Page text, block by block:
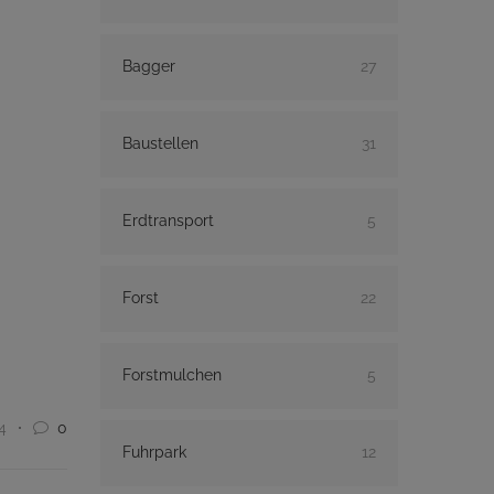
0
Bagger 27
Baustellen 31
Erdtransport 5
Forst 22
Forstmulchen 5
Fuhrpark 12